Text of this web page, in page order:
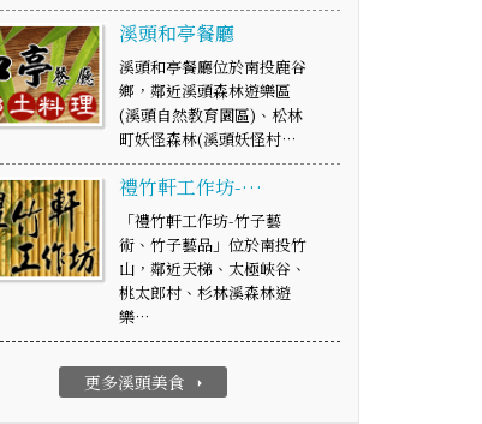
溪頭和亭餐廳
溪頭和亭餐廳位於南投鹿谷
鄉，鄰近溪頭森林遊樂區
(溪頭自然教育園區)、松林
町妖怪森林(溪頭妖怪村…
禮竹軒工作坊-…
「禮竹軒工作坊-竹子藝
術、竹子藝品」位於南投竹
山，鄰近天梯、太極峽谷、
桃太郎村、杉林溪森林遊
樂…
更多溪頭美食 arrow_right